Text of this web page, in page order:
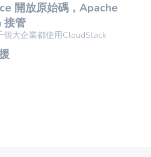
開放原始碼，Apache
接管
個大企業都使用CloudStack